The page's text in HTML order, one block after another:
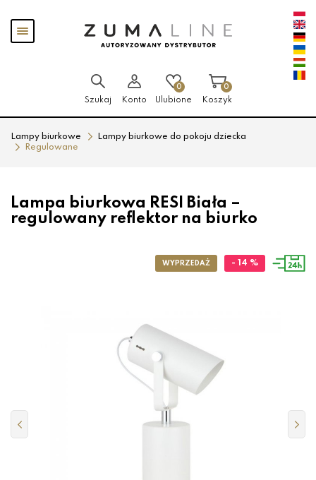
Pokaż
menu
Szukaj Konto
0
Ulubione
0
Koszyk
Lampy biurkowe
Lampy biurkowe do pokoju dziecka
Regulowane
Lampa biurkowa RESI Biała –
regulowany reflektor na biurko
- 14 %